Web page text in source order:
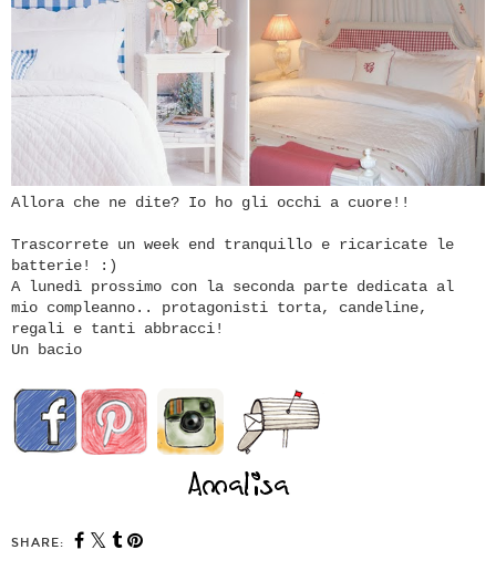
Allora che ne dite? Io ho gli occhi a cuore!!
Trascorrete un week end tranquillo e ricaricate le
batterie! :)
A lunedì prossimo con la seconda parte dedicata al
mio compleanno.. protagonisti torta, candeline,
regali e tanti abbracci!
Un bacio
SHARE: